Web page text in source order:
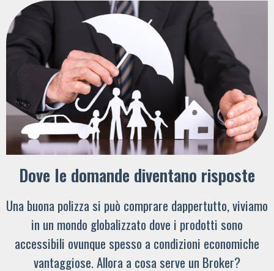
Dove le domande diventano risposte
Una buona polizza si può comprare dappertutto, viviamo
in un mondo globalizzato dove i prodotti sono
accessibili ovunque spesso a condizioni economiche
vantaggiose. Allora a cosa serve un Broker?